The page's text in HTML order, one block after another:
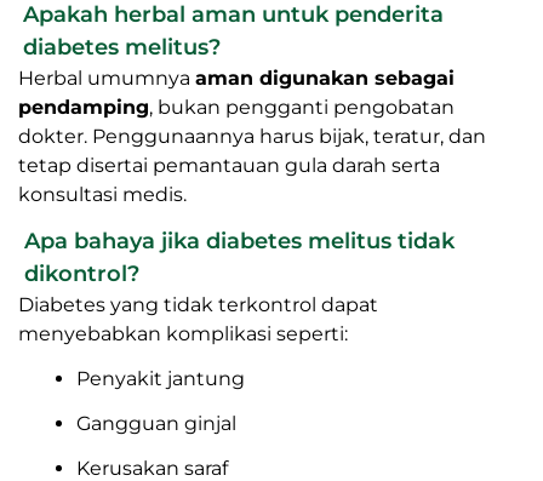
Apakah herbal aman untuk penderita
diabetes melitus?
Herbal umumnya aman digunakan sebagai
pendamping, bukan pengganti pengobatan
dokter. Penggunaannya harus bijak, teratur, dan
tetap disertai pemantauan gula darah serta
konsultasi medis.
Apa bahaya jika diabetes melitus tidak
dikontrol?
Diabetes yang tidak terkontrol dapat
menyebabkan komplikasi seperti:
Penyakit jantung
Gangguan ginjal
Kerusakan saraf